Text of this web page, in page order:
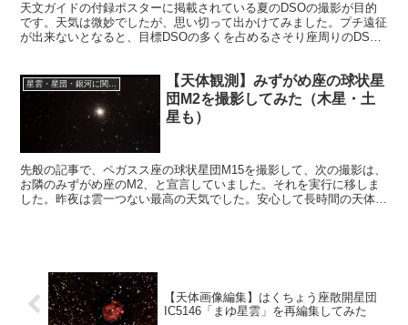
天文ガイドの付録ポスターに掲載されている夏のDSOの撮影が目的
です。天気は微妙でしたが、思い切って出かけてみました。プチ遠征
が出来ないとなると、目標DSOの多くを占めるさそり座周りのDSO
【天体観測】みずがめ座の球状星
団M2を撮影してみた（木星・土
星も）
先般の記事で、ペガスス座の球状星団M15を撮影して、次の撮影は、
お隣のみずがめ座のM2、と宣言していました。それを実行に移しま
した。昨夜は雲一つない最高の天気でした。安心して長時間の天体観
【天体画像編集】はくちょう座散開星団
IC5146「まゆ星雲」を再編集してみた